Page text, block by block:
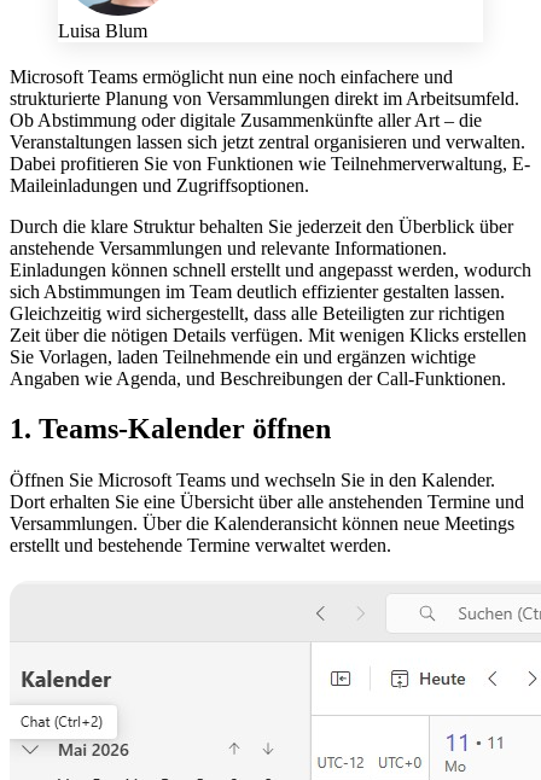
Luisa Blum
Microsoft Teams ermöglicht nun eine noch einfachere und
strukturierte Planung von Versammlungen direkt im Arbeitsumfeld.
Ob Abstimmung oder digitale Zusammenkünfte aller Art – die
Veranstaltungen lassen sich jetzt zentral organisieren und verwalten.
Dabei profitieren Sie von Funktionen wie Teilnehmerverwaltung, E-
Maileinladungen und Zugriffsoptionen.
Durch die klare Struktur behalten Sie jederzeit den Überblick über
anstehende Versammlungen und relevante Informationen.
Einladungen können schnell erstellt und angepasst werden, wodurch
sich Abstimmungen im Team deutlich effizienter gestalten lassen.
Gleichzeitig wird sichergestellt, dass alle Beteiligten zur richtigen
Zeit über die nötigen Details verfügen. Mit wenigen Klicks erstellen
Sie Vorlagen, laden Teilnehmende ein und ergänzen wichtige
Angaben wie Agenda, und Beschreibungen der Call-Funktionen.
1. Teams-Kalender öffnen
Öffnen Sie Microsoft Teams und wechseln Sie in den Kalender.
Dort erhalten Sie eine Übersicht über alle anstehenden Termine und
Versammlungen. Über die Kalenderansicht können neue Meetings
erstellt und bestehende Termine verwaltet werden.